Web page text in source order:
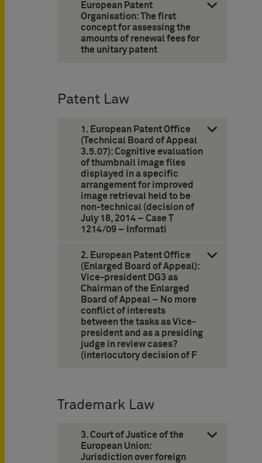
European Patent
Organisation: The first
concept for assessing the
amounts of ­renewal fees for
the unitary patent
Patent Law
1. European Patent Office
(Technical Board of Appeal
3.5.07): Cognitive evaluation
of thumbnail image files
displayed in a specific
arrangement for improved
image ­retrieval held to be
non-technical (decision of
July 18, 2014 – Case T
1214/09 – ­Informati
2. European Patent Office
(Enlarged Board of Appeal):
Vice-president DG3 as
Chairman of the Enlarged
Board of Appeal – No more
conflict of interests
between the tasks as Vice-
president and as a presiding
judge in review cases?
(interlocutory decision of F
Trademark Law
3. Court of Justice of the
European Union:
Jurisdiction over foreign